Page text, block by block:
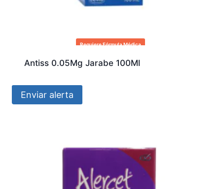
Requiere Fórmula Médica
Antiss 0.05Mg Jarabe 100Ml
Enviar alerta